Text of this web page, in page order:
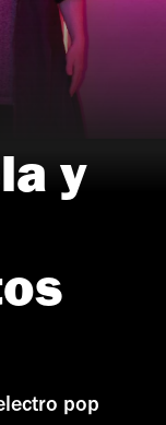
y
pop